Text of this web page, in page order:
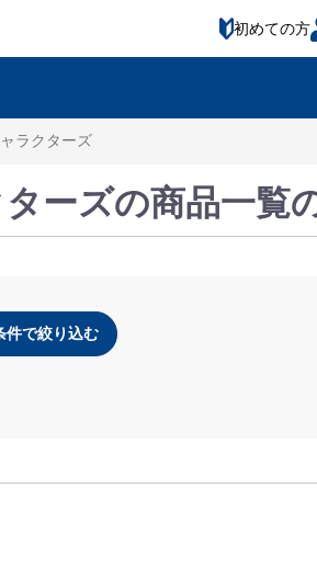
初めての方
ラクターズ
ーズの商品一覧
件で絞り込む